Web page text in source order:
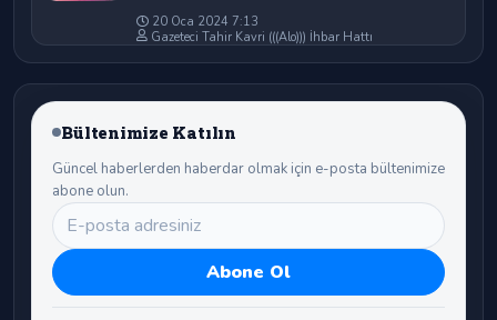
20 Oca 2024 7:13
Gazeteci Tahir Kavri (((Alo))) İhbar Hattı
Bültenimize Katılın
Güncel haberlerden haberdar olmak için e-posta bültenimize
abone olun.